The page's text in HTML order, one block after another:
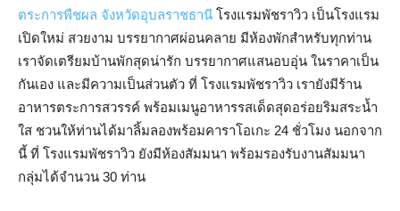
ตระการพืชผล จังหวัดอุบลราชธานี โรงแรมพัชราวิว เป็นโรงแรม
เปิดใหม่ สวยงาม บรรยากาศผ่อนคลาย มีห้องพักสำหรับทุกท่าน
เราจัดเตรียมบ้านพักสุดน่ารัก บรรยากาศแสนอบอุ่น ในราคาเป็น
กันเอง และมีความเป็นส่วนตัว ที่ โรงแรมพัชราวิว เรายังมีร้าน
อาหารตระการสวรรค์ พร้อมเมนูอาหารรสเด็ดสุดอร่อยริมสระน้ำ
ใส ชวนให้ท่านได้มาลิ้มลองพร้อมคาราโอเกะ 24 ชั่วโมง นอกจาก
นี้ ที่ โรงแรมพัชราวิว ยังมีห้องสัมมนา พร้อมรองรับงานสัมมนา
กลุ่มได้จำนวน 30 ท่าน